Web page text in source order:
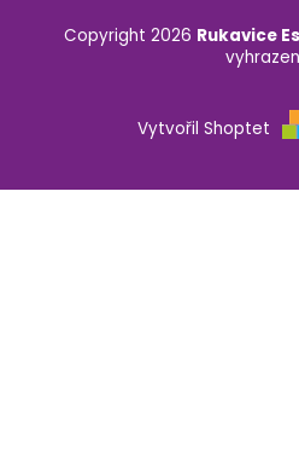
Vytvořil Shoptet
Copyright 2026 Rukavice